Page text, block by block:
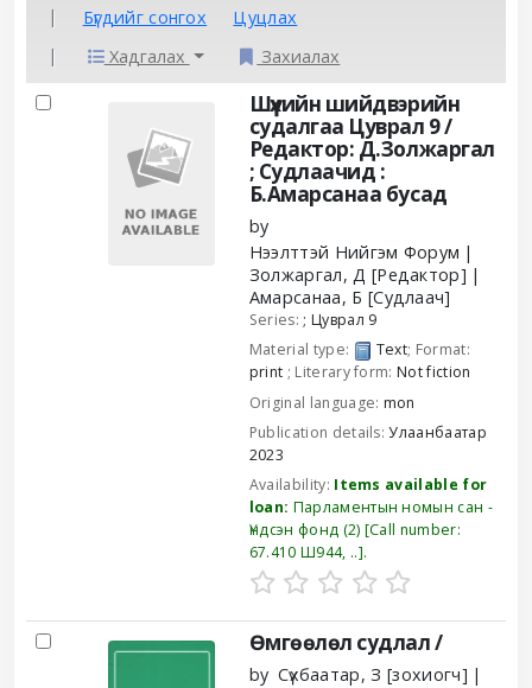
Бүгдийг сонгох
Цуцлах
Хадгалах
Захиалах
Results
Шүүхийн шийдвэрийн
судалгаа Цуврал 9 /
Редактор: Д.Золжаргал
; Судлаачид :
Б.Амарсанаа бусад
by
Нээлттэй Нийгэм Форум
Золжаргал, Д [Редактор]
Амарсанаа, Б [Судлаач]
Series: ; Цуврал 9
Material type:
Text; Format:
print ; Literary form:Not fiction
Original language: mon
Publication details:Улаанбаатар
2023
Availability: Items available for
loan: Парламентын номын сан -
Үндсэн фонд (2) Call number:
67.410 Ш944, .. .
Өмгөөлөл судлал /
by Сүхбаатар, З [зохиогч]